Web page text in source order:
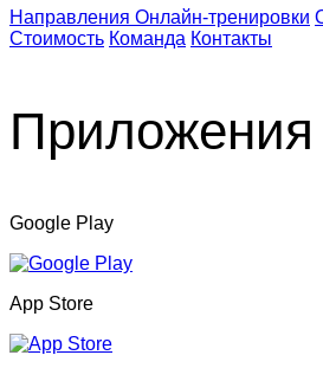
Направления Онлайн-тренировки
Стоимость Команда Контакты
Приложения
Google Play
App Store